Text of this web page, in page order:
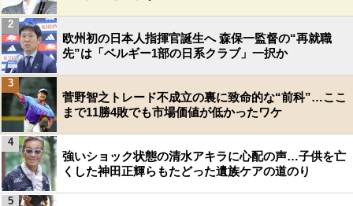
欧州初の日本人指揮官誕生へ 森保一監督の“再就職
先”は「ベルギー1部の日系クラブ」一択か
2
菅野智之トレード不成立の裏に致命的な“前科”…ここ
まで11勝4敗でも市場価値が低かったワケ
3
強いショック状態の清水アキラに心配の声…子供を亡
くした神田正輝らもたどった遺族ケアの道のり
4
5